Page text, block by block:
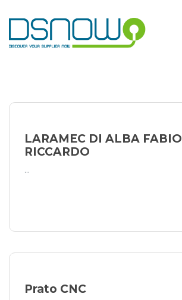
to
content
LARAMEC DI ALBA FABIO
RICCARDO
...
Prato CNC